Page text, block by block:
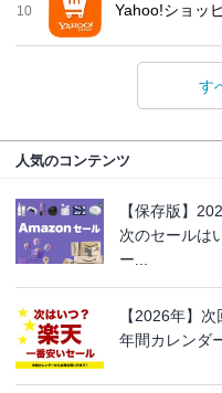
10 Yahoo!ショッ
す
人気のコンテンツ
【保存版】
次のセールは
ー...
【2026年】
年間カレンダ